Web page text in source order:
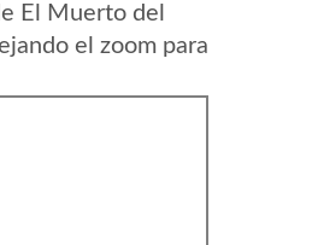
El Muerto del
el zoom para